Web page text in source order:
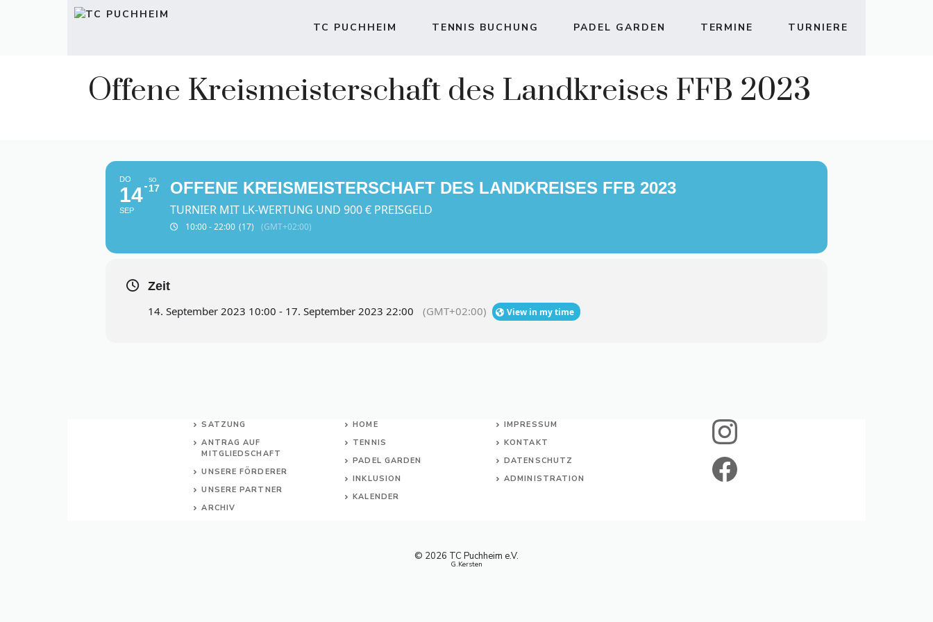
TC PUCHHEIM TENNIS BUCHUNG PADEL GARDEN TERMINE TURNIERE
Offene Kreismeisterschaft des Landkreises FFB 2023
DO
14
SEP
SO
17 OFFENE KREISMEISTERSCHAFT DES LANDKREISES FFB 2023
TURNIER MIT LK-WERTUNG UND 900 € PREISGELD
10:00 - 22:00 (17) (GMT+02:00)
Zeit
14. September 2023 10:00 - 17. September 2023 22:00
(GMT+02:00) View in my time
SATZUNG
ANTRAG AUF
MITGLIEDSCHAFT
UNSERE FÖRDERER
UNSERE PARTNER
ARCHIV
HOME
TENNIS
PADEL GARDEN
INKLUSION
KALENDER
IMPRESSUM
KONTAKT
DATENSCHUTZ
ADMINISTRATION
© 2026 TC Puchheim e.V.
G.Kersten